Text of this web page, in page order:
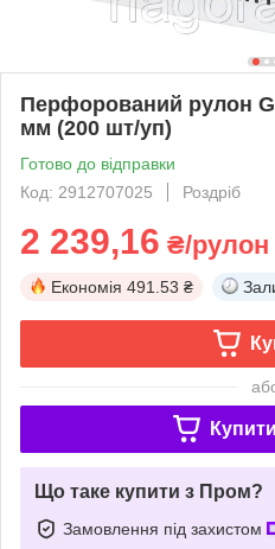
Перфорований рулон
мм (200 шт/уп)
Готово до відправки
Код: 2912707025
Роздріб
2 239,16 ₴/рулон
Економія 491.53 ₴
Що таке купити з Пром?
Замовлення під захистом